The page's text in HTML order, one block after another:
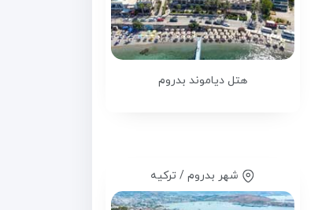
هتل دیاموند بدروم
شهر بدروم / ترکیه